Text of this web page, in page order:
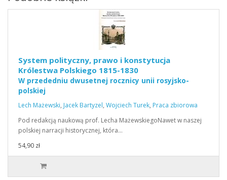
System polityczny, prawo i konstytucja
Królestwa Polskiego 1815-1830
W przededniu dwusetnej rocznicy unii rosyjsko-
polskiej
Lech Mażewski, Jacek Bartyzel, Wojciech Turek, Praca zbiorowa
Pod redakcją naukową prof. Lecha MażewskiegoNawet w naszej
polskiej narracji historycznej, która…
54,90 zł